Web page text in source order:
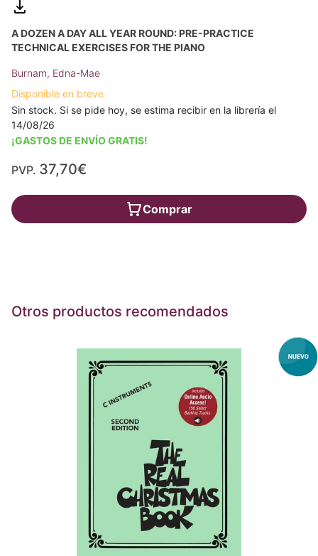
A DOZEN A DAY ALL YEAR ROUND: PRE-PRACTICE
TECHNICAL EXERCISES FOR THE PIANO
Burnam, Edna-Mae
Disponible en breve
Sin stock. Si se pide hoy, se estima recibir en la librería el
14/08/26
¡GASTOS DE ENVÍO GRATIS!
PVP. 37,70€
Comprar
Otros productos recomendados